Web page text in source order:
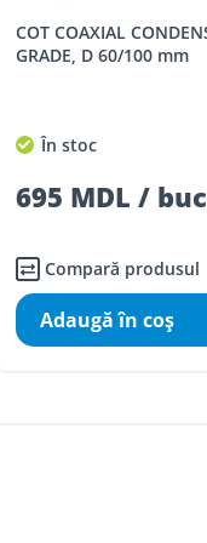
COT COAXIAL CONDENSATIE 45
GRADE, D 60/100 mm
În stoc
695 MDL / buc
Compară produsul
Adaugă în coş